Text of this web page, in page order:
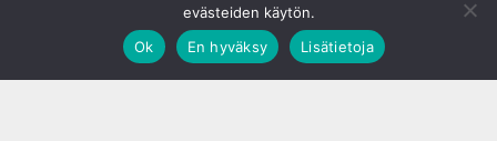
evästeiden käytön.
Ok
En hyväksy Lisätietoja